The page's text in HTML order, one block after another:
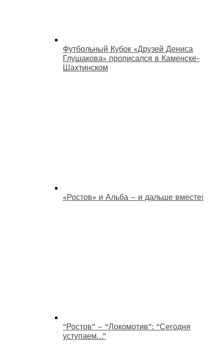
Футбольный Кубок «Друзей Дениса
Глушакова» прописался в Каменске-
Шахтинском
«Ростов» и Альба – и дальше вместе!
“Ростов” – “Локомотив”: “Сегодня
уступаем…”